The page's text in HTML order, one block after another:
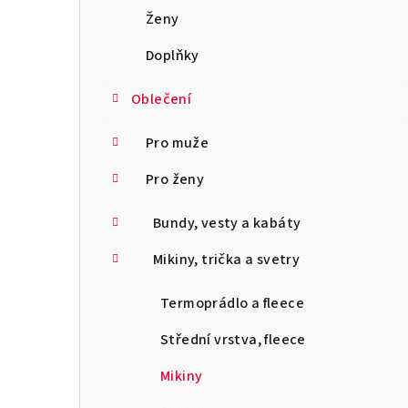
Ženy
Doplňky
Oblečení
Pro muže
Pro ženy
Bundy, vesty a kabáty
Mikiny, trička a svetry
Termoprádlo a fleece
Střední vrstva, fleece
Mikiny